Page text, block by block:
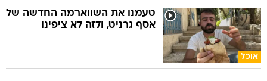
אוכל
טעמנו את השווארמה החדשה של
אסף גרניט, ולזה לא ציפינו